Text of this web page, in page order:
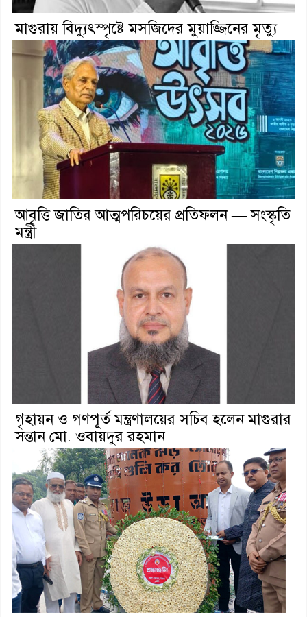
মাগুরায় বিদ্যুৎস্পৃষ্টে মসজিদের মুয়াজ্জিনের মৃত্যু
আবৃত্তি জাতির আত্মপরিচয়ের প্রতিফলন — সংস্কৃতি
মন্ত্রী
গৃহায়ন ও গণপূর্ত মন্ত্রণালয়ের সচিব হলেন মাগুরার
সন্তান মো. ওবায়দুর রহমান